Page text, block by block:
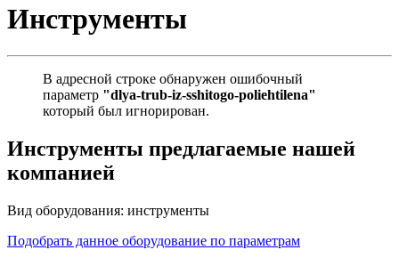
Инструменты
В адресной строке обнаружен ошибочный
параметр "dlya-trub-iz-sshitogo-poliehtilena"
который был игнорирован.
Инструменты предлагаемые нашей
компанией
Вид оборудования: инструменты
Подобрать данное оборудование по параметрам